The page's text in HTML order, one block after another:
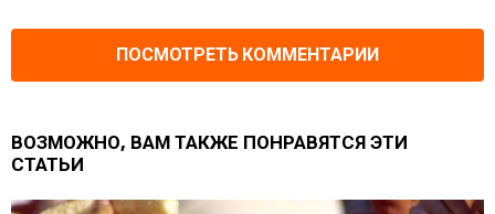
ПОСМОТРЕТЬ КОММЕНТАРИИ
ВОЗМОЖНО, ВАМ ТАКЖЕ ПОНРАВЯТСЯ ЭТИ
СТАТЬИ